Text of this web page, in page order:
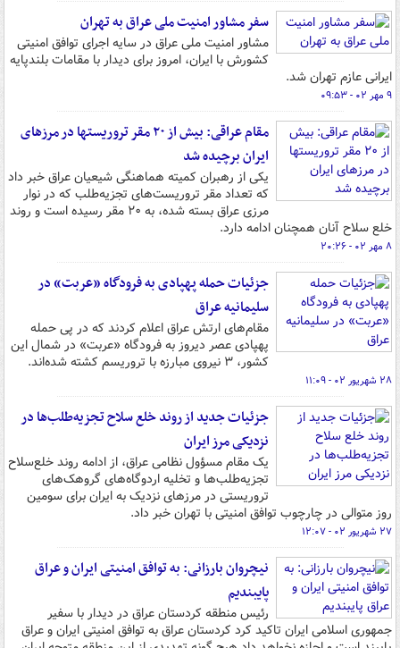
سفر مشاور امنیت ملی عراق به تهران
مشاور امنیت ملی عراق در سایه اجرای توافق امنیتی
کشورش با ایران، امروز برای دیدار با مقامات بلندپایه
ایرانی عازم تهران شد.
۹ مهر ۰۲ - ۰۹:۵۳
مقام عراقی: بیش از ۲۰ مقر تروریستها در مرزهای
ایران برچیده شد
یکی از رهبران کمیته هماهنگی شیعیان عراق خبر داد
که تعداد مقر تروریست‌های تجزیه‌طلب که در نوار
مرزی عراق بسته شده، به ۲۰ مقر رسیده است و روند
خلع سلاح آنان همچنان ادامه دارد.
۸ مهر ۰۲ - ۲۰:۲۶
جزئیات حمله پهپادی به فرودگاه «عربت» در
سلیمانیه عراق
مقام‌های ارتش عراق اعلام کردند که در پی حمله
پهپادی عصر دیروز به فرودگاه «عربت» در شمال این
کشور، ۳ نیروی مبارزه با تروریسم کشته‌ شده‌اند.
۲۸ شهریور ۰۲ - ۱۱:۰۹
جزئیات جدید از روند خلع سلاح تجزیه‌طلب‌ها در
نزدیکی مرز ایران
یک مقام مسؤول نظامی عراق، از ادامه روند خلع‌سلاح
تجزیه‌طلب‌ها و تخلیه اردوگاه‌های گروهک‌های
تروریستی در مرزهای نزدیک به ایران برای سومین
روز متوالی در چارچوب توافق امنیتی با تهران خبر داد.
۲۷ شهریور ۰۲ - ۱۲:۰۷
نیچروان بارزانی: به توافق امنیتی ایران و عراق
پایبندیم
رئیس منطقه کردستان عراق در دیدار با سفیر
جمهوری اسلامی ایران تاکید کرد کردستان عراق به توافق امنیتی ایران و عراق